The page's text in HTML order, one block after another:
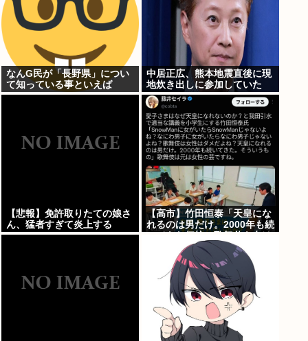
なんG民が「長野県」につい
て知っている事といえば
www
中居正広、熊本地震直後に現
地炊き出しに参加していた
【悲報】免許取りたての娘さ
ん、猛者すぎて炎上する
www
【高市】竹田恒泰「天皇にな
れるのは男だけ。2000年も続
駄目だよね？」